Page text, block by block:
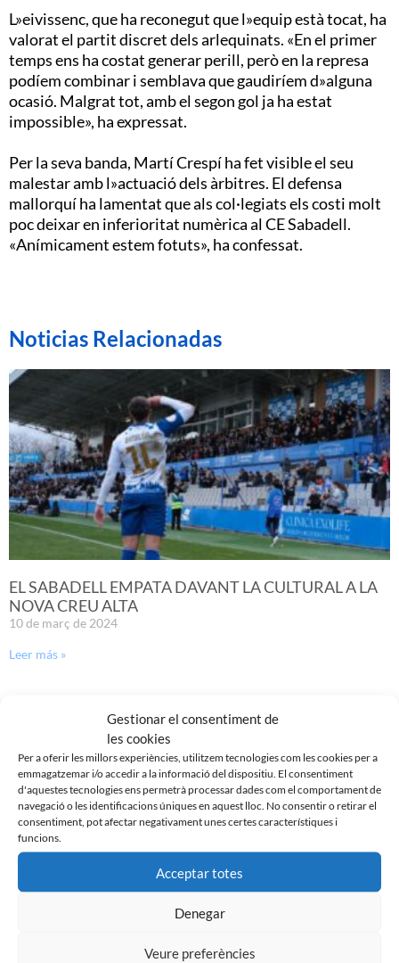
Gestionar el consentiment de
les cookies
Per a oferir les millors experiències, utilitzem tecnologies com les cookies per a
emmagatzemar i/o accedir a la informació del dispositiu. El consentiment
d'aquestes tecnologies ens permetrà processar dades com el comportament de
navegació o les identificacions úniques en aquest lloc. No consentir o retirar el
consentiment, pot afectar negativament unes certes característiques i
funcions.
Acceptar totes
Denegar
Veure preferències
L»eivissenc, que ha reconegut que l»equip està tocat, ha
valorat el partit discret dels arlequinats. «En el primer
temps ens ha costat generar perill, però en la represa
podíem combinar i semblava que gaudiríem d»alguna
ocasió. Malgrat tot, amb el segon gol ja ha estat
impossible», ha expressat.
Per la seva banda, Martí Crespí ha fet visible el seu
malestar amb l»actuació dels àrbitres. El defensa
mallorquí ha lamentat que als col·legiats els costi molt
poc deixar en inferioritat numèrica al CE Sabadell.
«Anímicament estem fotuts», ha confessat.
Noticias Relacionadas
EL SABADELL EMPATA DAVANT LA CULTURAL A LA
NOVA CREU ALTA
10 de març de 2024
Leer más »
PRÈVIA | CE SABADELL – CULTURAL LEONESA